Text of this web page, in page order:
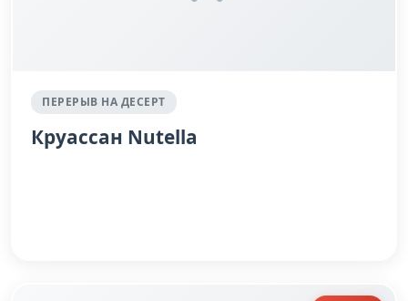
ПЕРЕРЫВ НА ДЕСЕРТ
Круассан Nutella